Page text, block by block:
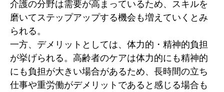
介護の分野は需要が高まっているため、スキルを
磨いてステップアップする機会も増えていくとみ
られる。
一方、デメリットとしては、体力的・精神的負担
が挙げられる。高齢者のケアは体力的にも精神的
にも負担が大きい場合があるため、長時間の立ち
仕事や重労働がデメリットであると感じる場合も